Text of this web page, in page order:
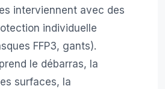
interviennent avec des
individuelle
FFP3, gants).
le débarras, la
surfaces, la